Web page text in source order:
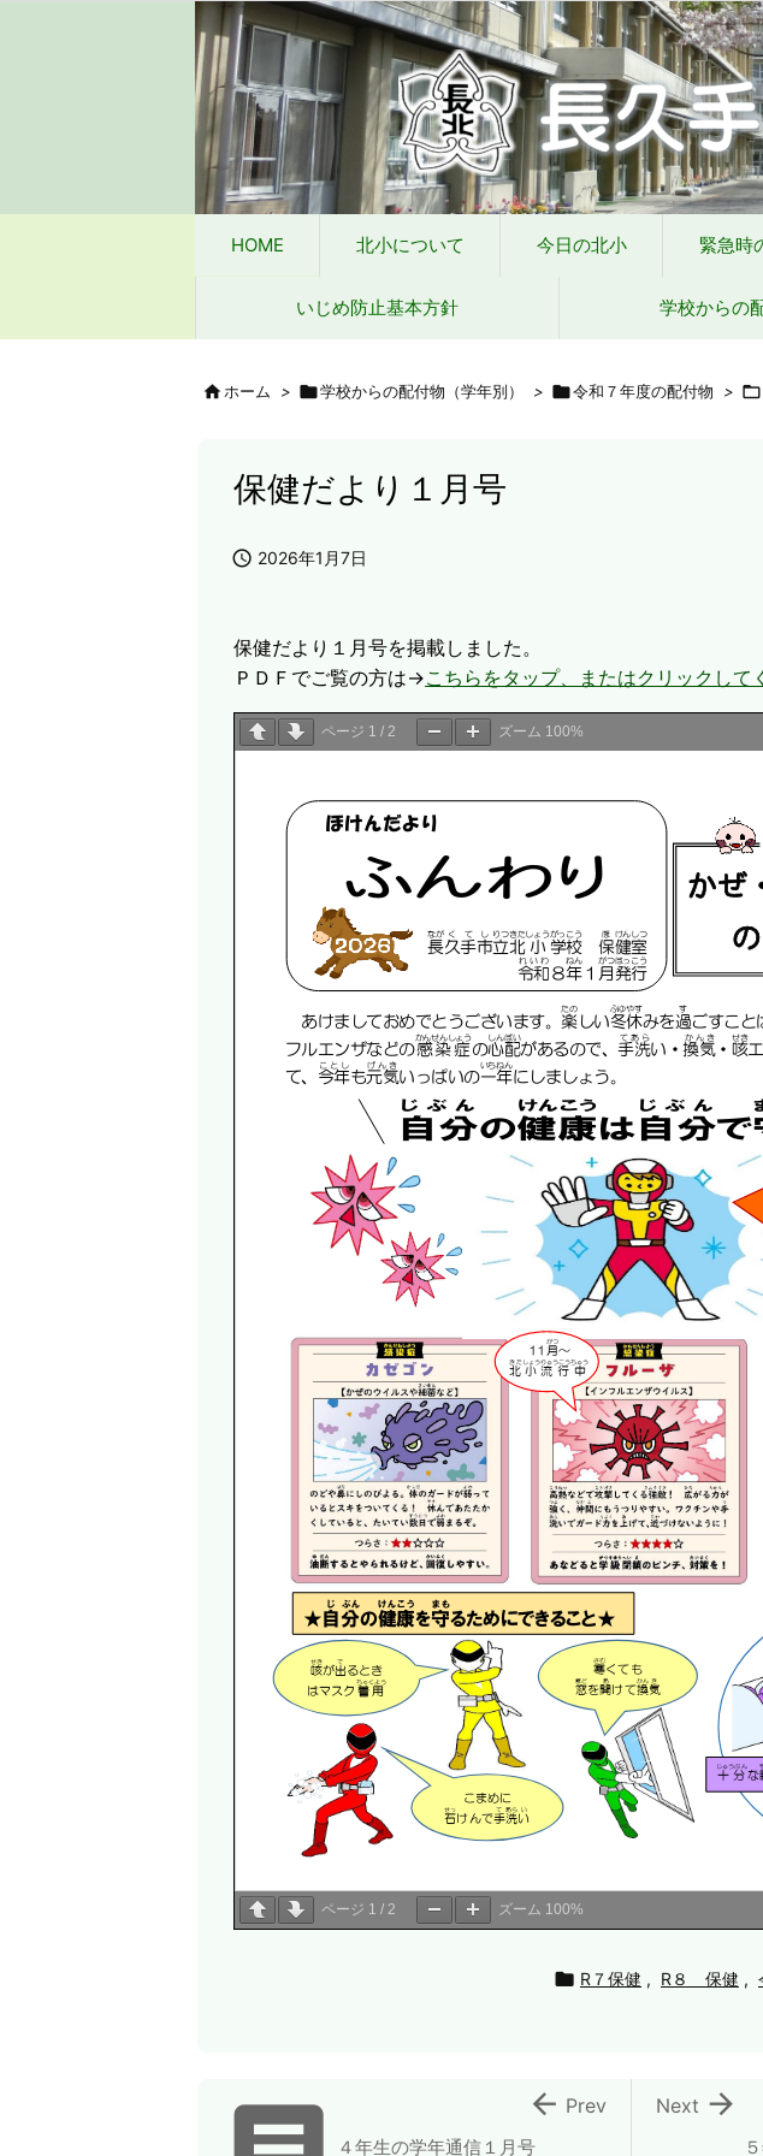
HOME 北小について 今日の北小 緊急時
いじめ防止基本方針 学校からの
HOME 北小について 今日の北小 緊急時の対応 各種説明会 ＰＴＡ
タブレット端末wifi接続手段
ホーム > 学校からの配付物（学年別） > 令和７年度の配付物 > 
保健だより１月号
 2026年1月7日
保健だより１月号を掲載しました。
ＰＤＦでご覧の方は→こちらをタップ、またはクリックして
ページ 1 / 2 ズーム 100%
ページ 1 / 2 ズーム 100%
 R７保健 , R８ 保健 ,

Next
４年生の学年通信１月号
 Prev